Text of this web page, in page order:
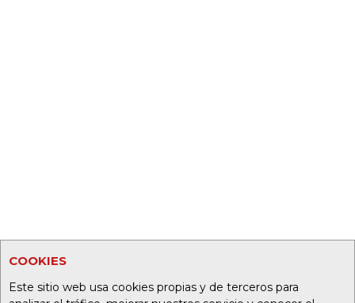
COOKIES
Este sitio web usa cookies propias y de terceros para